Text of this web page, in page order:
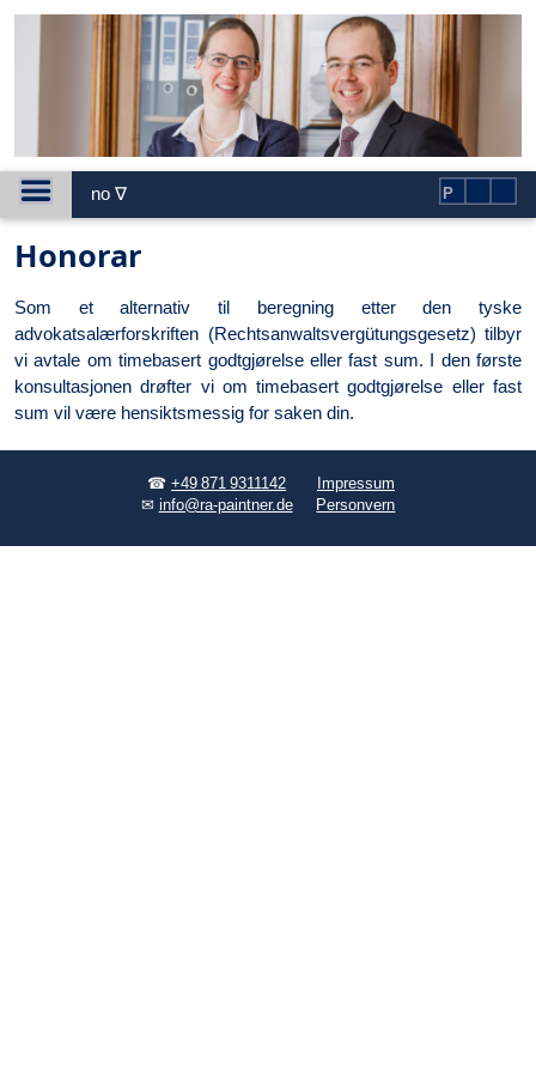
no ∇ P
Honorar
Som et alternativ til beregning etter den tyske
advokatsalærforskriften (Rechtsanwaltsvergütungsgesetz) tilbyr
vi avtale om timebasert godtgjørelse eller fast sum. I den første
konsultasjonen drøfter vi om timebasert godtgjørelse eller fast
sum vil være hensiktsmessig for saken din.
☎+49 871 9311142
✉ info@ra-paintner.de
Impressum
Personvern